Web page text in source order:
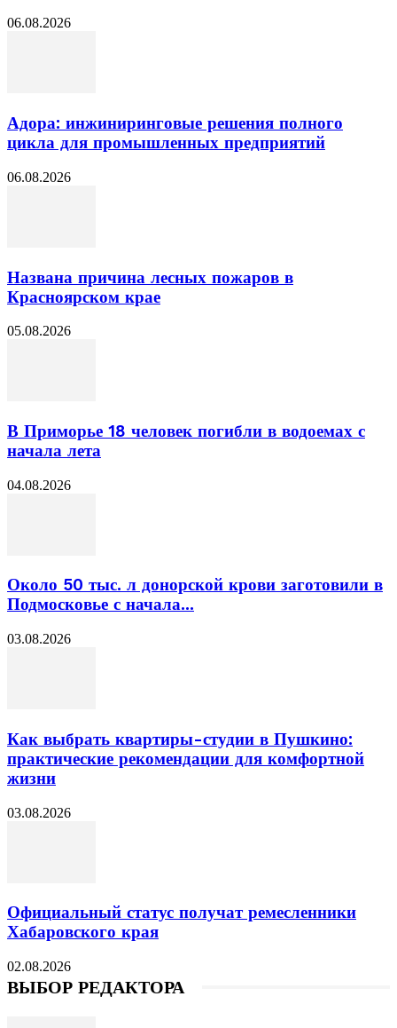
06.08.2026
Адора: инжиниринговые решения полного
цикла для промышленных предприятий
06.08.2026
Названа причина лесных пожаров в
Красноярском крае
05.08.2026
В Приморье 18 человек погибли в водоемах с
начала лета
04.08.2026
Около 50 тыс. л донорской крови заготовили в
Подмосковье с начала...
03.08.2026
Как выбрать квартиры-студии в Пушкино:
практические рекомендации для комфортной
жизни
03.08.2026
Официальный статус получат ремесленники
Хабаровского края
02.08.2026
ВЫБОР РЕДАКТОРА